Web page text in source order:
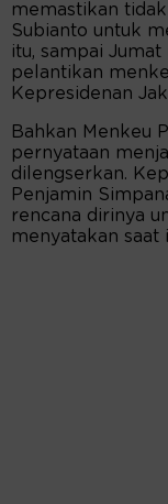
memastikan
Subianto untuk
itu, sampai
pelantikan
Kepresidenan
Bahkan Menkeu
pernyataan
dilengserkan.
Penjamin
rencana dirinya
menyatakan saat